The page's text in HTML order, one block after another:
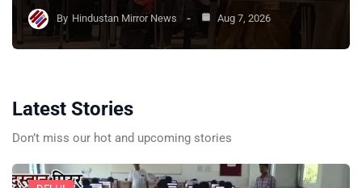
By Hindustan Mirror News Aug 7, 2026
Latest Stories
Don’t miss our hot and upcoming stories